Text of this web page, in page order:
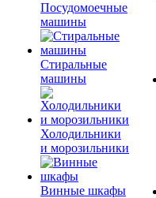
Посудомоечные
машины
Стиральные
машины
Холодильники
и морозильники
Винные шкафы